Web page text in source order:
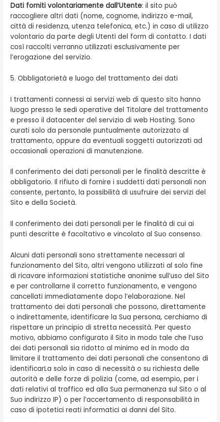
Dati forniti volontariamente dall’Utente: il sito può
raccogliere altri dati (nome, cognome, indirizzo e-mail,
città di residenza, utenza telefonica, etc.) in caso di utilizzo
volontario da parte degli Utenti del form di contatto. I dati
così raccolti verranno utilizzati esclusivamente per
l’erogazione del servizio.
5. Obbligatorietà e luogo del trattamento dei dati
I trattamenti connessi ai servizi web di questo sito hanno
luogo presso le sedi operative del Titolare del trattamento
e presso il datacenter del servizio di web Hosting. Sono
curati solo da personale puntualmente autorizzato al
trattamento, oppure da eventuali soggetti autorizzati ad
occasionali operazioni di manutenzione.
Il conferimento dei dati personali per le finalità descritte è
obbligatorio. Il rifiuto di fornire i suddetti dati personali non
consente, pertanto, la possibilità di usufruire dei servizi del
Sito e della Società.
Il conferimento dei dati personali per le finalità di cui ai
punti descritte è facoltativo e vincolato al Suo consenso.
Alcuni dati personali sono strettamente necessari al
funzionamento del Sito, altri vengono utilizzati al solo fine
di ricavare informazioni statistiche anonime sull’uso del Sito
e per controllarne il corretto funzionamento, e vengono
cancellati immediatamente dopo l’elaborazione. Nel
trattamento dei dati personali che possono, direttamente
o indirettamente, identificare la Sua persona, cerchiamo di
rispettare un principio di stretta necessità. Per questo
motivo, abbiamo configurato il Sito in modo tale che l’uso
dei dati personali sia ridotto al minimo ed in modo da
limitare il trattamento dei dati personali che consentono di
identificarLa solo in caso di necessità o su richiesta delle
autorità e delle forze di polizia (come, ad esempio, per i
dati relativi al traffico ed alla Sua permanenza sul Sito o al
Suo indirizzo IP) o per l’accertamento di responsabilità in
caso di ipotetici reati informatici ai danni del Sito.